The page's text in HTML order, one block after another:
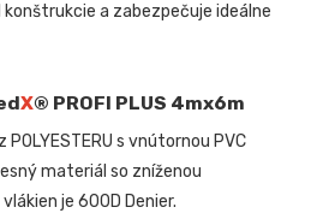
a zabezpečuje ideálne
X® PROFI PLUS 4mx6m
s vnútornou PVC
materiál so zníženou
je 600D Denier.